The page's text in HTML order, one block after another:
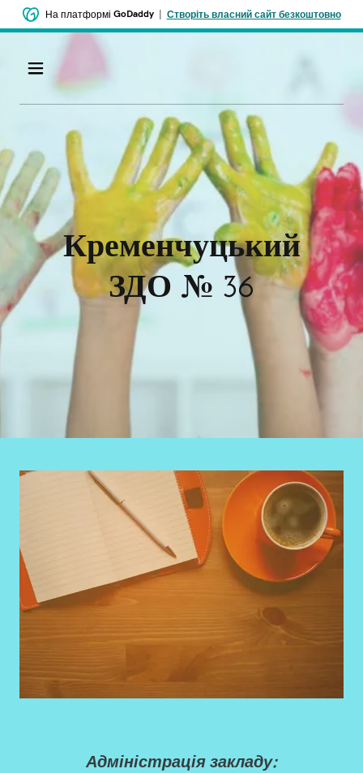
На платформі GoDaddy| Створіть власний сайт безкоштовно
Кременчуцький
ЗДО № 36
Адміністрація закладу: